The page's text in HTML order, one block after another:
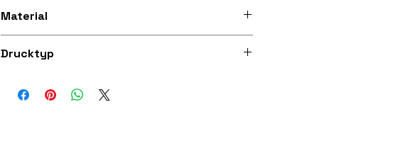
Material
Drucktyp
auf Stoff